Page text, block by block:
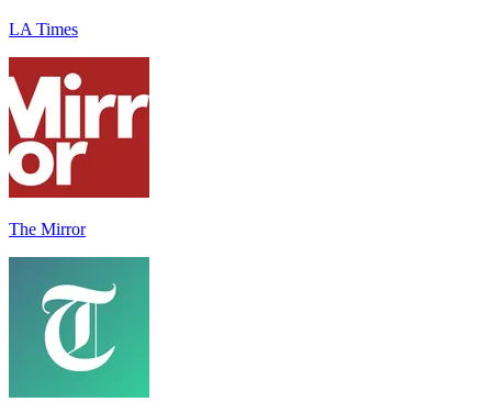
LA Times
The Mirror